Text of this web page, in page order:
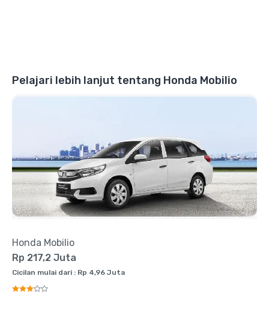
Pelajari lebih lanjut tentang Honda Mobilio
Honda Mobilio
Rp 217,2 Juta
Cicilan mulai dari : Rp 4,96 Juta